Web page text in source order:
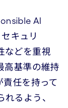
AI
キュリ
などを重視
高基準の維持
責任を持って
るよう、